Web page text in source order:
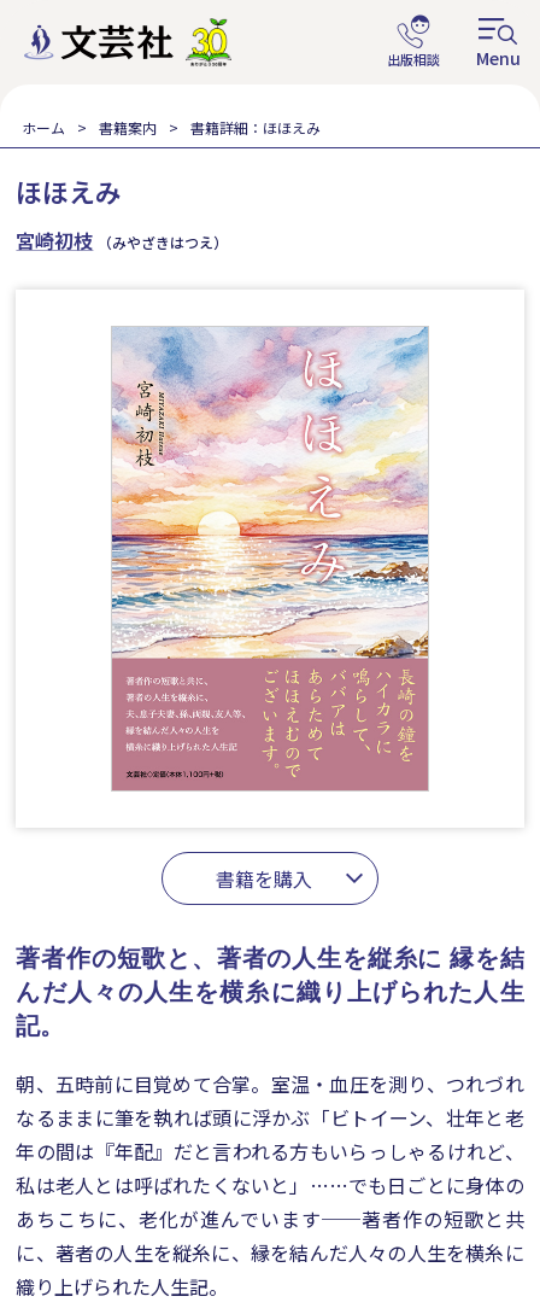
ホーム 書籍案内 書籍詳細：ほほえみ
ほほえみ
宮崎初枝 （みやざきはつえ）
書籍を購入
著者作の短歌と、著者の人生を縦糸に 縁を結
んだ人々の人生を横糸に織り上げられた人生
記。
朝、五時前に目覚めて合掌。室温・血圧を測り、つれづれ
なるままに筆を執れば頭に浮かぶ「ビトイーン、壮年と老
年の間は『年配』だと言われる方もいらっしゃるけれど、
私は老人とは呼ばれたくないと」……でも日ごとに身体の
あちこちに、老化が進んでいます──著者作の短歌と共
に、著者の人生を縦糸に、縁を結んだ人々の人生を横糸に
織り上げられた人生記。